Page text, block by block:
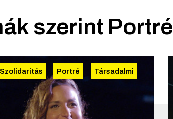
szerint Portré
Szolidaritás Portré Társadalmi